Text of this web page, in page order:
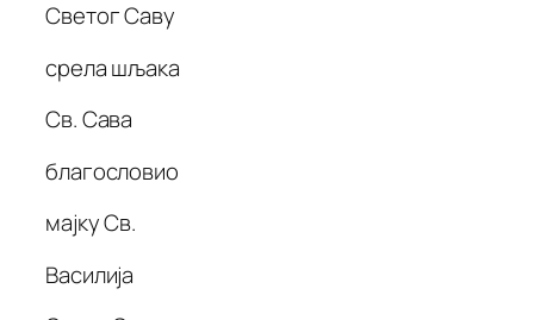
Светог Саву
срела шљака
Св. Сава
благословио
мајку Св.
Василија